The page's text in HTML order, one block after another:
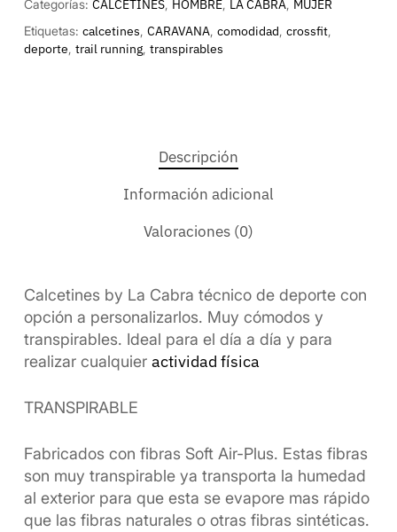
Categorías: CALCETINES, HOMBRE, LA CABRA, MUJER
Etiquetas: calcetines CARAVANA, comodidad crossfit,
deporte trail running, transpirables
Descripción
Información adicional
Valoraciones (0)
Calcetines by La Cabra técnico de deporte con
opción a personalizarlos. Muy cómodos y
transpirables. Ideal para el día a día y para
realizar cualquier actividad física
TRANSPIRABLE
Fabricados con fibras Soft Air-Plus. Estas fibras
son muy transpirable ya transporta la humedad
al exterior para que esta se evapore mas rápido
que las fibras naturales o otras fibras sintéticas.